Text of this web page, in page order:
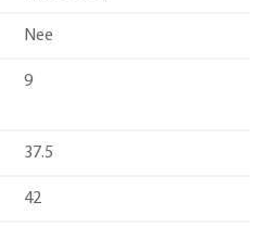
Nee
9
37.5
42